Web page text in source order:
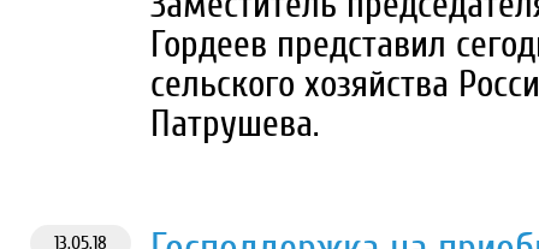
Гордеев представил
сельского хозяйства
Патрушева.
13.05.18